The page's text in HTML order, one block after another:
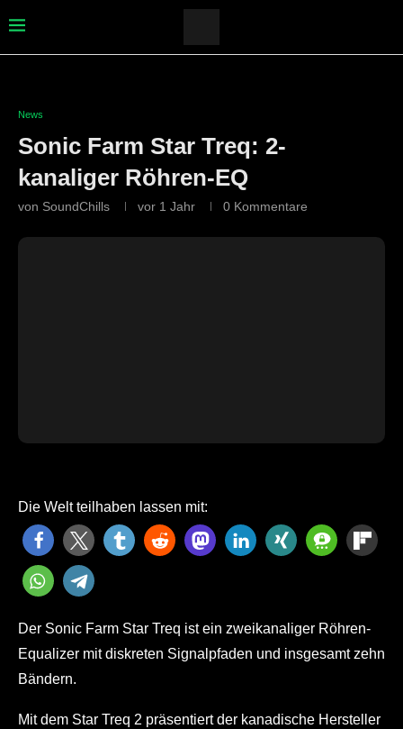
News
Sonic Farm Star Treq: 2-
kanaliger Röhren-EQ
von SoundChills vor 1 Jahr 0 Kommentare
Die Welt teilhaben lassen mit:
Der Sonic Farm Star Treq ist ein zweikanaliger Röhren-
Equalizer mit diskreten Signalpfaden und insgesamt zehn
Bändern.
Mit dem Star Treq 2 präsentiert der kanadische Hersteller